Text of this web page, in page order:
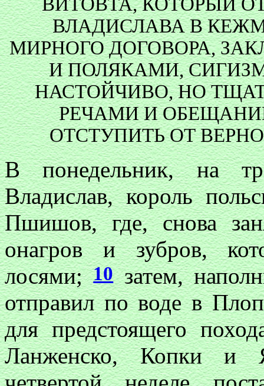
ВЛАДИСЛАВА В
МИРНОГО ДОГОВОРА,
И ПОЛЯКАМИ,
НАСТОЙЧИВО, НО
РЕЧАМИ И
ОТСТУПИТЬ ОТ
В понедельник, на
Владислав, король
Пшишов, где, снова
онагров и зубров,
лосями;10затем,
отправил по воде в
для предстоящего
Ланженско, Копки и